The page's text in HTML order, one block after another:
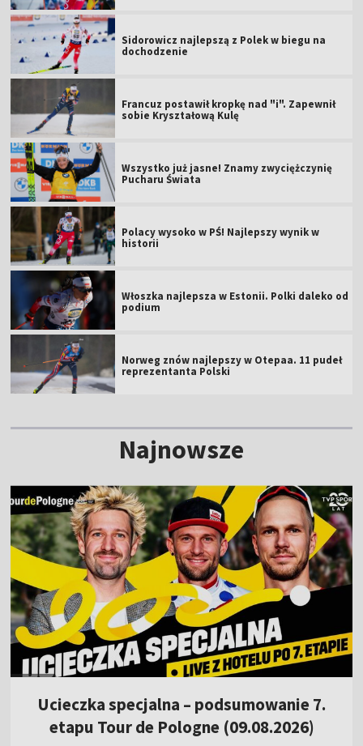
Sidorowicz najlepszą z Polek w biegu na
dochodzenie
Francuz postawił kropkę nad "i". Zapewnił
sobie Kryształową Kulę
Wszystko już jasne! Znamy zwyciężczynię
Pucharu Świata
Polacy wysoko w PŚ! Najlepszy wynik w
historii
Włoszka najlepsza w Estonii. Polki daleko od
podium
Norweg znów najlepszy w Otepaa. 11 pudeł
reprezentanta Polski
Najnowsze
Ucieczka specjalna – podsumowanie 7.
etapu Tour de Pologne (09.08.2026)